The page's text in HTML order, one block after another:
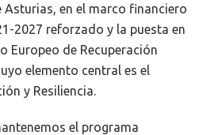
Asturias, en el marco financiero
2027 reforzado y la puesta en
Europeo de Recuperación
elemento central es el
y Resiliencia.
el programa